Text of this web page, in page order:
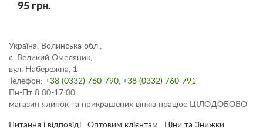
95 грн.
Україна, Волинська обл.,
с. Великий Омеляник,
вул. Набережна, 1
Телефон: +38 (0332) 760-790, +38 (0332) 760-791
Пн-Пт 8:00-17:00
магазин ялинок та прикрашених вінків працює ЦІЛОДОБОВО
Питання і відповіді Оптовим клієнтам Ціни та Знижки